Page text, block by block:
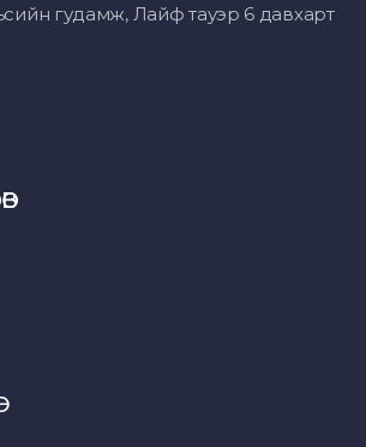
гудамж, Лайф тауэр 6 давхарт